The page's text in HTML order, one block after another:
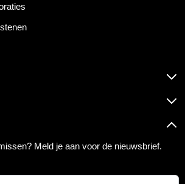
Meld je aan voor de nieuwsbrief.